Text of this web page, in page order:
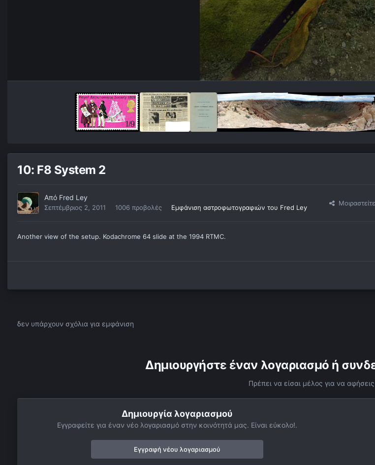
10: F8 System 2
Από Fred Ley
Σεπτέμβριος 2, 2011 1006 προβολές Εμφάνιση αστροφωτογραφιών του Fred Ley
Μοιραστείτε
Another view of the setup. Kodachrome 64 slide at the 1994 RTMC.
δεν υπάρχουν σχόλια για εμφάνιση
Δημιουργήστε έναν λογαριασμό ή
Πρέπει να είσαι μέλος για να
Δημιουργία λογαριασμού
Εγγραφείτε για έναν νέο λογαριασμό στην κοινότητά μας. Είναι εύκολο!.
Εγγραφή νέου λογαριασμού